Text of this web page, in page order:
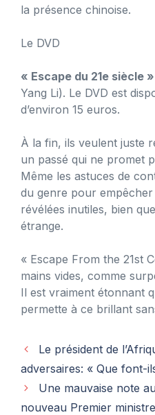
la présence chinoise.
Le DVD
« Escape du 21e siècle »
Yang Li). Le DVD est
d’environ 15 euros.
À la fin, ils veulent juste
un passé qui ne promet
Même les astuces de
du genre pour
révélées inutiles, bien
étrange.
« Escape From the 21st
mains vides, comme
Il est vraiment étonnant
permette à ce brillant
Le président de
adversaires: « Que font-
Une mauvaise note
nouveau Premier